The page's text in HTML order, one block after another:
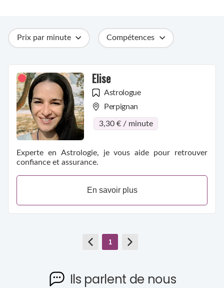
Prix par minute
Catégories
Métiers
Compétences
Elise
Astrologue
Perpignan
3,30 € / minute
Experte en Astrologie, je vous aide pour retrouver
confiance et assurance.
En savoir plus
1
Ils parlent de nous